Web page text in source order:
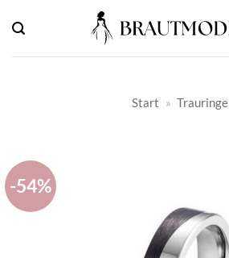
Inhalt
springen
Start » Trauringe
-54%